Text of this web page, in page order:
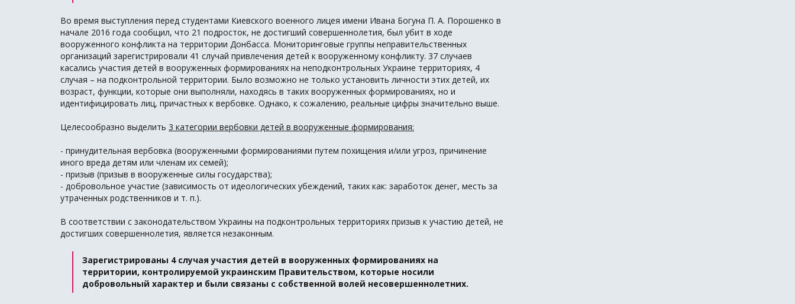
Во время выступления перед студентами Киевского военного лицея имени Ивана Богуна П. А. Порошенко в
начале 2016 года сообщил, что 21 подросток, не достигший совершеннолетия, был убит в ходе
вооруженного конфликта на территории Донбасса. Мониторинговые группы неправительственных
организаций зарегистрировали 41 случай привлечения детей к вооруженному конфликту. 37 случаев
касались участия детей в вооруженных формированиях на неподконтрольных Украине территориях, 4
случая – на подконтрольной территории. Было возможно не только установить личности этих детей, их
возраст, функции, которые они выполняли, находясь в таких вооруженных формированиях, но и
идентифицировать лиц, причастных к вербовке. Однако, к сожалению, реальные цифры значительно выше.
Целесообразно выделить 3 категории вербовки детей в вооруженные формирования:
- принудительная вербовка (вооруженными формированиями путем похищения и/или угроз, причинение
иного вреда детям или членам их семей);
- призыв (призыв в вооруженные силы государства);
- добровольное участие (зависимость от идеологических убеждений, таких как: заработок денег, месть за
утраченных родственников и т. п.).
В соответствии с законодательством Украины на подконтрольных территориях призыв к участию детей, не
достигших совершеннолетия, является незаконным.
Зарегистрированы 4 случая участия детей в вооруженных формированиях на
территории, контролируемой украинским Правительством, которые носили
добровольный характер и были связаны с собственной волей несовершеннолетних.